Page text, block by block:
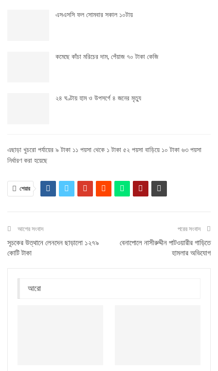
এসএসসি ফল সোমবার সকাল ১০টায়
কমেছে কাঁচা মরিচের দাম, পেঁয়াজ ৭০ টাকা কেজি
২৪ ঘণ্টায় হাম ও উপসর্গে ৪ জনের মৃত্যু
এছাড়া খুচরো পর্যায়ের ৯ টাকা ১১ পয়সা থেকে ১ টাকা ৫২ পয়সা বাড়িয়ে ১০ টাকা ৬৩ পয়সা
নির্ধারণ করা হয়েছে
শেয়ার
আগের সংবাদ
সূচকের উত্থানে লেনদেন ছাড়ালো ১২৭৯
কোটি টাকা
পরের সংবাদ
বেনাপোলে নাসীরুদ্দীন পাটওয়ারীর গাড়িতে
হামলার অভিযোগ
আরো